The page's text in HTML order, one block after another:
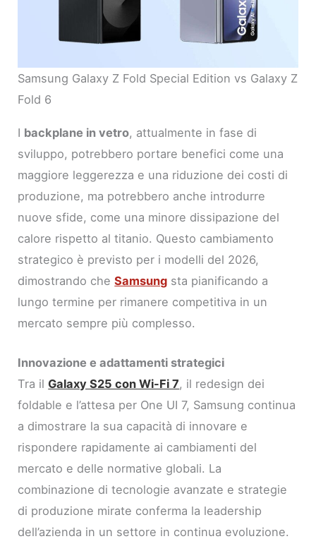
Samsung Galaxy Z Fold Special Edition vs Galaxy Z
Fold 6
I backplane in vetro, attualmente in fase di
sviluppo, potrebbero portare benefici come una
maggiore leggerezza e una riduzione dei costi di
produzione, ma potrebbero anche introdurre
nuove sfide, come una minore dissipazione del
calore rispetto al titanio. Questo cambiamento
strategico è previsto per i modelli del 2026,
dimostrando cheSamsung sta pianificando a
lungo termine per rimanere competitiva in un
mercato sempre più complesso.
Innovazione e adattamenti strategici
Tra ilGalaxy S25 con Wi-Fi 7, il redesign dei
foldable e l’attesa per One UI 7, Samsung continua
a dimostrare la sua capacità di innovare e
rispondere rapidamente ai cambiamenti del
mercato e delle normative globali. La
combinazione di tecnologie avanzate e strategie
di produzione mirate conferma la leadership
dell’azienda in un settore in continua evoluzione.